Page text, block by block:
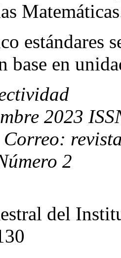
estándares
base en
2023
2
del